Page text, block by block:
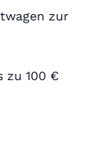
zur
zu 100 €